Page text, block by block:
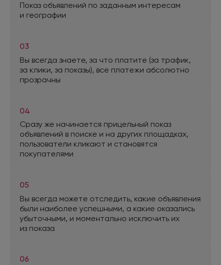
Показ объявлений по заданным интересам
и географии
03
Вы всегда знаете, за что платите (за трафик,
за клики, за показы), все платежи абсолютно
прозрачны
04
Сразу же начинается прицельный показ
объявлений в поиске и на других площадках,
пользователи кликают и становятся
покупателями
05
Вы всегда можете отследить, какие объявления
были наиболее успешными, а какие оказались
убыточными, и моментально исключить их
из показа
06